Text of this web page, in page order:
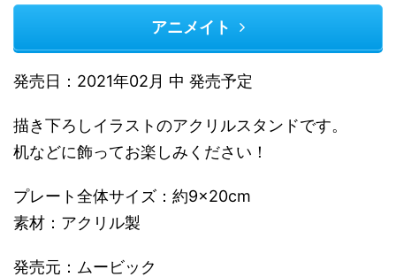
アニメイト
発売日：2021年02月 中 発売予定
描き下ろしイラストのアクリルスタンドです。
机などに飾ってお楽しみください！
プレート全体サイズ：約9×20cm
素材：アクリル製
発売元：ムービック